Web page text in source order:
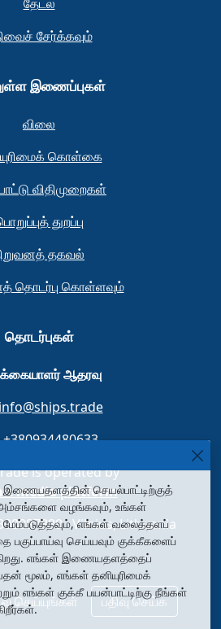
சேர்க்கவும்
இணைப்புகள்
விலை
கொள்கை
விதிமுறைகள்
துறப்பு
தகவல்
தொடர்பு கொள்ளவும்
தொடர்புகள்
ஆதரவு
info@ships.trade
+380934480633
is operated by
media platform
· Vilnius, Lithuania
செய்யுங்கள் பதிவு செய்க
இணையதளத்தின் செயல்பாட்டிற்குத்
வழங்கவும், உங்கள்
எங்கள் வலைத்தளப்
பகுப்பாய்வு செய்யவும் குக்கீகளைப்
எங்கள் இணையதளத்தைப்
மூலம், எங்கள் தனியுரிமைக்
எங்கள் குக்கீ பயன்பாட்டிற்கு நீங்கள்